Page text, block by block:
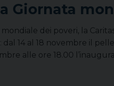
Giornata
dei poveri, la
14 al 18 novembre il
alle ore 18.00